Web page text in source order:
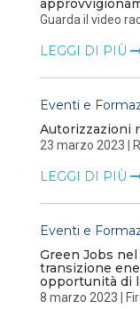
Guarda il video
LEGGI DI PIÙ
Eventi e
Autorizzazioni
23 marzo 2023 |
LEGGI DI PIÙ
Eventi e
Green Jobs
transizione
opportunità di
8 marzo 2023 |